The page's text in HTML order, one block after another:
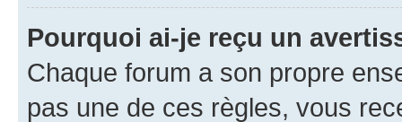
Pourquoi ai-je reçu un
Chaque forum a son propre
pas une de ces règles, vous